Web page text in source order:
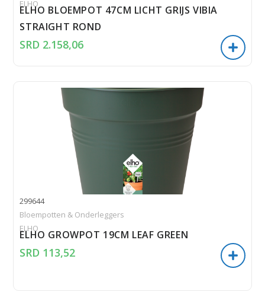
ELHO
ELHO BLOEMPOT 47CM LICHT GRIJS VIBIA
STRAIGHT ROND
SRD 2.158,06
299644
Bloempotten & Onderleggers
ELHO
ELHO GROWPOT 19CM LEAF GREEN
SRD 113,52